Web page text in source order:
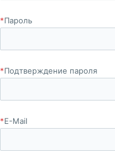
*Пароль
*Подтверждение пароля
*E-Mail